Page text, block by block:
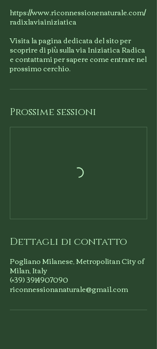
https://www.riconnessionenaturale.com/
radixlaviainiziatica
Visita la pagina dedicata del sito per
scoprire di più sulla via Iniziatica Radica
e contattami per sapere come entrare nel
prossimo cerchio.
Prossime sessioni
Dettagli di contatto
Pogliano Milanese, Metropolitan City of
Milan, Italy
(+39) 3914907090
riconnessionanaturale@gmail.com